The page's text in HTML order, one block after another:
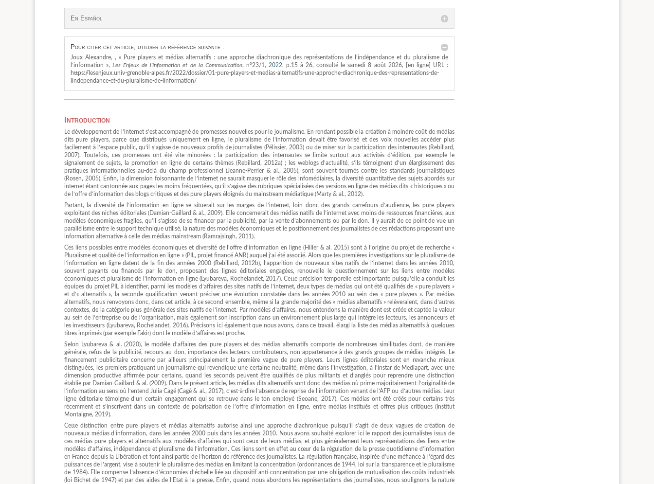
En Español
Pour citer cet article, utiliser la référence suivante :
Joux Alexandre, , « Pure players et médias alternatifs : une approche diachronique des représentations de l’indépendance et du pluralisme de
l’information »,Les Enjeux de l’Information et de la Communication, n°23/1, 2022, p.15 à 26, consulté le samedi 8 août 2026, [en ligne] URL :
https://lesenjeux.univ-grenoble-alpes.fr/2022/dossier/01-pure-players-et-medias-alternatifs-une-approche-diachronique-des-representations-de-
lindependance-et-du-pluralisme-de-linformation/
Introduction
Le développement de l’internet s’est accompagné de promesses nouvelles pour le journalisme. En rendant possible la création à moindre coût de médias
dits pure players, parce que distribués uniquement en ligne, le pluralisme de l’information devait être favorisé et des voix nouvelles accéder plus
facilement à l’espace public, qu’il s’agisse de nouveaux profils de journalistes (Pélissier, 2003) ou de miser sur la participation des internautes (Rebillard,
2007). Toutefois, ces promesses ont été vite minorées : la participation des internautes se limite surtout aux activités d’édition, par exemple le
signalement de sujets, la promotion en ligne de certains thèmes (Rebillard, 2012a) ; les weblogs d’actualité, s’ils témoignent d’un élargissement des
pratiques informationnelles au-delà du champ professionnel (Jeanne-Perrier & al., 2005), sont souvent tournés contre les standards journalistiques
(Rosen, 2005). Enfin, la dimension foisonnante de l’internet ne saurait masquer le rôle des infomédiaires, la diversité quantitative des sujets abordés sur
internet étant cantonnée aux pages les moins fréquentées, qu’il s’agisse des rubriques spécialisées des versions en ligne des médias dits « historiques » ou
de l’offre d’information des blogs critiques et des pure players éloignés du mainstream médiatique (Marty & al., 2012).
Partant, la diversité de l’information en ligne se situerait sur les marges de l’internet, loin donc des grands carrefours d’audience, les pure players
exploitant des niches éditoriales (Damian-Gaillard & al., 2009). Elle concernerait des médias natifs de l’internet avec moins de ressources financières, aux
modèles économiques fragiles, qu’il s’agisse de se financer par la publicité, par la vente d’abonnements ou par le don. Il y aurait de ce point de vue un
parallélisme entre le support technique utilisé, la nature des modèles économiques et le positionnement des journalistes de ces rédactions proposant une
information alternative à celle des médias mainstream (Ramrajsingh, 2011).
Ces liens possibles entre modèles économiques et diversité de l’offre d’information en ligne (Hiller & al. 2015) sont à l’origine du projet de recherche «
Pluralisme et qualité de l’information en ligne » (PIL, projet financé ANR) auquel j’ai été associé. Alors que les premières investigations sur le pluralisme de
l’information en ligne datent de la fin des années 2000 (Rebillard, 2012b), l’apparition de nouveaux sites natifs de l’internet dans les années 2010,
souvent payants ou financés par le don, proposant des lignes éditoriales engagées, renouvelle le questionnement sur les liens entre modèles
économiques et pluralisme de l’information en ligne (Lyubareva, Rochelandet, 2017). Cette précision temporelle est importante puisqu’elle a conduit les
équipes du projet PIL à identifier, parmi les modèles d’affaires des sites natifs de l’internet, deux types de médias qui ont été qualifiés de « pure players »
et d’« alternatifs », la seconde qualification venant préciser une évolution constatée dans les années 2010 au sein des « pure players ». Par médias
alternatifs, nous renvoyons donc, dans cet article, à ce second ensemble, même si la grande majorité des « médias alternatifs » relèveraient, dans d’autres
contextes, de la catégorie plus générale des sites natifs de l’internet. Par modèles d’affaires, nous entendons la manière dont est créée et captée la valeur
au sein de l’entreprise ou de l’organisation, mais également son inscription dans un environnement plus large qui intègre les lecteurs, les annonceurs et
les investisseurs (Lyubareva, Rochelandet, 2016). Précisons ici également que nous avons, dans ce travail, élargi la liste des médias alternatifs à quelques
titres imprimés (par exemple Fakir) dont le modèle d’affaires est proche.
Selon Lyubareva & al. (2020), le modèle d’affaires des pure players et des médias alternatifs comporte de nombreuses similitudes dont, de manière
générale, refus de la publicité, recours au don, importance des lecteurs contributeurs, non-appartenance à des grands groupes de médias intégrés. Le
financement publicitaire concerne par ailleurs principalement la première vague de pure players. Leurs lignes éditoriales sont en revanche mieux
distinguées, les premiers pratiquant un journalisme qui revendique une certaine neutralité, même dans l’investigation, à l’instar de Mediapart, avec une
dimension productive affirmée pour certains, quand les seconds peuvent être qualifiés de plus militants et d’anglés pour reprendre une distinction
établie par Damian-Gaillard & al. (2009). Dans le présent article, les médias dits alternatifs sont donc des médias où prime majoritairement l’originalité de
l’information au sens où l’entend Julia Cagé (Cagé & al., 2017), c’est-à-dire l’absence de reprise de l’information venant de l’AFP ou d’autres médias. Leur
ligne éditoriale témoigne d’un certain engagement qui se retrouve dans le ton employé (Seoane, 2017). Ces médias ont été créés pour certains très
récemment et s’inscrivent dans un contexte de polarisation de l’offre d’information en ligne, entre médias institués et offres plus critiques (Institut
Montaigne, 2019).
Cette distinction entre pure players et médias alternatifs autorise ainsi une approche diachronique puisqu’il s’agit de deux vagues de création de
nouveaux médias d’information, dans les années 2000 puis dans les années 2010. Nous avons souhaité explorer ici le rapport des journalistes issus de
ces médias pure players et alternatifs aux modèles d’affaires qui sont ceux de leurs médias, et plus généralement leurs représentations des liens entre
modèles d’affaires, indépendance et pluralisme de l’information. Ces liens sont en effet au cœur de la régulation de la presse quotidienne d’information
en France depuis la Libération et font ainsi partie de l’horizon de référence des journalistes. La régulation française, inspirée d’une méfiance à l’égard des
puissances de l’argent, vise à soutenir le pluralisme des médias en limitant la concentration (ordonnances de 1944, loi sur la transparence et le pluralisme
de 1984). Elle compense l’absence d’économies d’échelle liée au dispositif anti-concentration par une obligation de mutualisation des coûts industriels
(loi Bichet de 1947) et par des aides de l’Etat à la presse. Enfin, quand nous abordons les représentations des journalistes, nous soulignons la nature